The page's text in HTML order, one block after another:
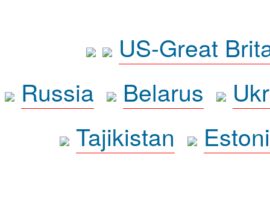
US-Great
Russia
Belarus
Tajikistan